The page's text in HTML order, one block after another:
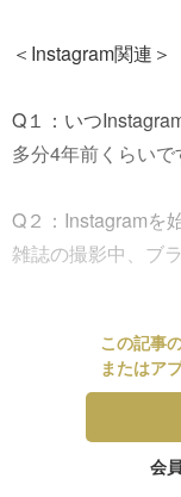
＜Instagram関連＞
Q１：いつ
多分4年前くらいで
Q２：Instagramを
雑誌の撮影中、ブ
この記事
またはア
会